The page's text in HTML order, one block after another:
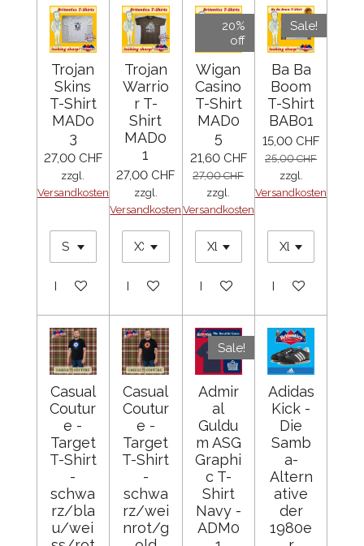
Trojan
Skins
T-Shirt
MAD0
3
27,00 CHF
zzgl.
Versandkosten
In den Warenkorb
Trojan
Warrio
r T-
Shirt
MAD0
1
27,00 CHF
zzgl.
Versandkosten
In den Warenkorb
20%
off
Wigan
Casino
T-Shirt
MAD0
5
21,60 CHF
27,00 CHF
zzgl.
Versandkosten
In den Warenkorb
Sale!
Ba Ba
Boom
T-Shirt
BAB01
15,00 CHF
25,00 CHF
zzgl.
Versandkosten
In den
Casual
Coutur
e -
Target
T-Shirt
-
schwa
rz/bla
u/wei
Casual
Coutur
e -
Target
T-Shirt
-
schwa
rz/wei
nrot/g
Sale!
Admir
al
Guldu
m ASG
Graphi
c T-
Shirt
Navy -
ADM0
Adidas
Kick -
Die
Samb
a-
Altern
ative
der
1980e